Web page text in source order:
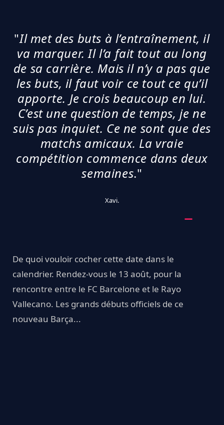
"Il met des buts à l’entraînement, il
va marquer. Il l’a fait tout au long
de sa carrière. Mais il n’y a pas que
les buts, il faut voir ce tout ce qu’il
apporte. Je crois beaucoup en lui.
C’est une question de temps, je ne
suis pas inquiet. Ce ne sont que des
matchs amicaux. La vraie
compétition commence dans deux
semaines."
Xavi.
De quoi vouloir cocher cette date dans le
calendrier. Rendez-vous le 13 août, pour la
rencontre entre le FC Barcelone et le Rayo
Vallecano. Les grands débuts officiels de ce
nouveau Barça...